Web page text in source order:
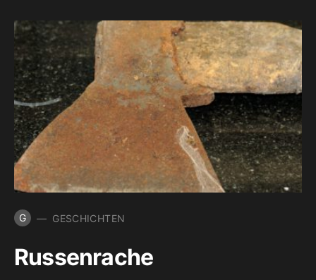
G GESCHICHTEN
Russenrache